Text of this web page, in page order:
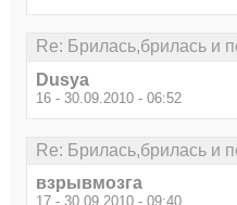
Re: Брилась,брилась и
Dusya
16 - 30.09.2010 - 06:52
Re: Брилась,брилась и
взрывмозга
17 - 30.09.2010 - 09:40